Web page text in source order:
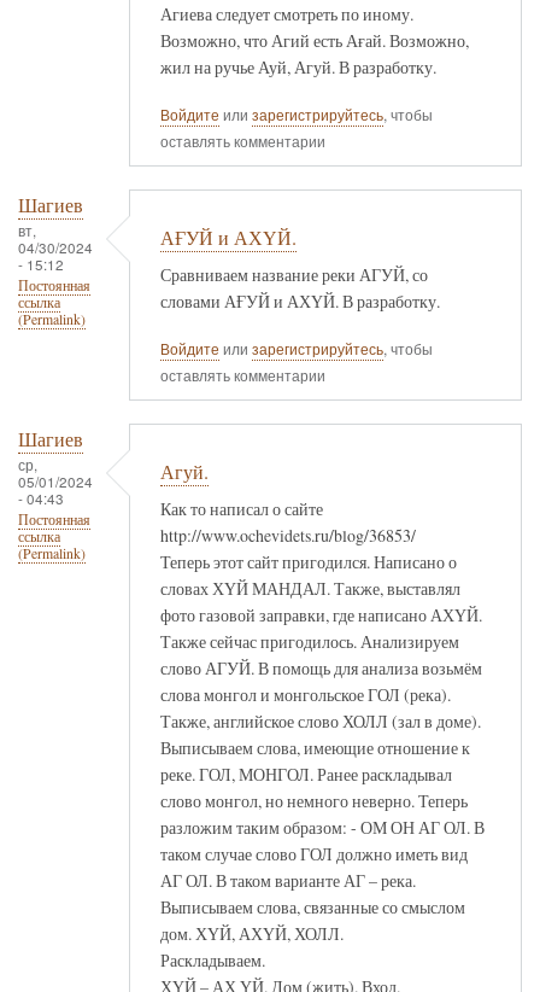
Агиева следует смотреть по иному.
Возможно, что Агий есть Ағай. Возможно,
жил на ручье Ауй, Агуй. В разработку.
Войдите или зарегистрируйтесь, чтобы
оставлять комментарии
Шагиев
вт,
04/30/2024
- 15:12
Постоянная
ссылка
(Permalink)
АҒУЙ и АХҮЙ.
Сравниваем название реки АГУЙ, со
словами АҒУЙ и АХҮЙ. В разработку.
Войдите или зарегистрируйтесь, чтобы
оставлять комментарии
Шагиев
ср,
05/01/2024
- 04:43
Постоянная
ссылка
(Permalink)
Агуй.
Как то написал о сайте
http://www.ochevidets.ru/blog/36853/
Теперь этот сайт пригодился. Написано о
словах ХҮЙ МАНДАЛ. Также, выставлял
фото газовой заправки, где написано АХҮЙ.
Также сейчас пригодилось. Анализируем
слово АГУЙ. В помощь для анализа возьмём
слова монгол и монгольское ГОЛ (река).
Также, английское слово ХОЛЛ (зал в доме).
Выписываем слова, имеющие отношение к
реке. ГОЛ, МОНГОЛ. Ранее раскладывал
слово монгол, но немного неверно. Теперь
разложим таким образом: - ОМ ОН АГ ОЛ. В
таком случае слово ГОЛ должно иметь вид
АГ ОЛ. В таком варианте АГ – река.
Выписываем слова, связанные со смыслом
дом. ХҮЙ, АХҮЙ, ХОЛЛ.
Раскладываем.
ХҮЙ – АХ ҮЙ. Дом (жить). Вход.